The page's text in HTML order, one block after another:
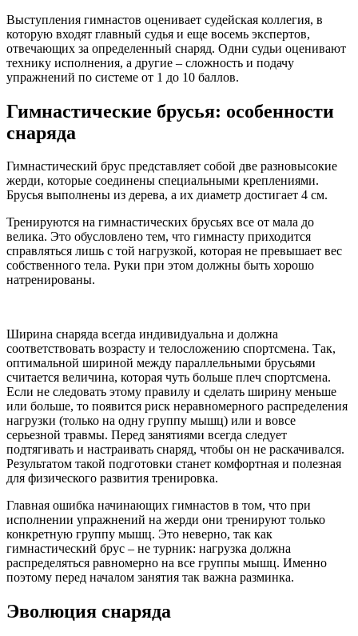
Выступления гимнастов оценивает судейская коллегия, в
которую входят главный судья и еще восемь экспертов,
отвечающих за определенный снаряд. Одни судьи оценивают
технику исполнения, а другие – сложность и подачу
упражнений по системе от 1 до 10 баллов.
Гимнастические брусья: особенности
снаряда
Гимнастический брус представляет собой две разновысокие
жерди, которые соединены специальными креплениями.
Брусья выполнены из дерева, а их диаметр достигает 4 см.
Тренируются на гимнастических брусьях все от мала до
велика. Это обусловлено тем, что гимнасту приходится
справляться лишь с той нагрузкой, которая не превышает вес
собственного тела. Руки при этом должны быть хорошо
натренированы.
Ширина снаряда всегда индивидуальна и должна
соответствовать возрасту и телосложению спортсмена. Так,
оптимальной шириной между параллельными брусьями
считается величина, которая чуть больше плеч спортсмена.
Если не следовать этому правилу и сделать ширину меньше
или больше, то появится риск неравномерного распределения
нагрузки (только на одну группу мышц) или и вовсе
серьезной травмы. Перед занятиями всегда следует
подтягивать и настраивать снаряд, чтобы он не раскачивался.
Результатом такой подготовки станет комфортная и полезная
для физического развития тренировка.
Главная ошибка начинающих гимнастов в том, что при
исполнении упражнений на жерди они тренируют только
конкретную группу мышц. Это неверно, так как
гимнастический брус – не турник: нагрузка должна
распределяться равномерно на все группы мышц. Именно
поэтому перед началом занятия так важна разминка.
Эволюция снаряда